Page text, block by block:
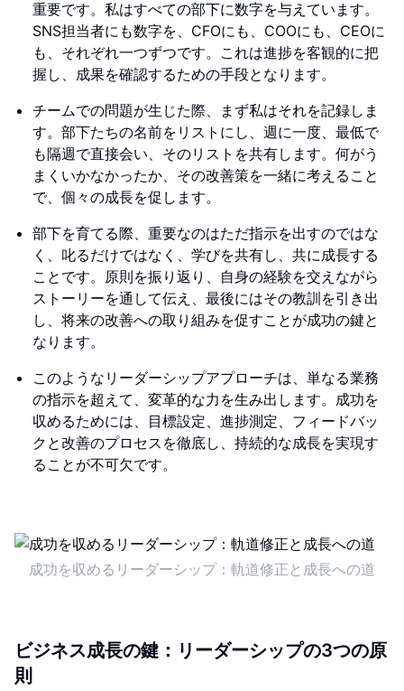
重要です。私はすべての部下に数字を与えています。
SNS担当者にも数字を、CFOにも、COOにも、CEOに
も、それぞれ一つずつです。これは進捗を客観的に把
握し、成果を確認するための手段となります。
チームでの問題が生じた際、まず私はそれを記録しま
す。部下たちの名前をリストにし、週に一度、最低で
も隔週で直接会い、そのリストを共有します。何がう
まくいかなかったか、その改善策を一緒に考えること
で、個々の成長を促します。
部下を育てる際、重要なのはただ指示を出すのではな
く、叱るだけではなく、学びを共有し、共に成長する
ことです。原則を振り返り、自身の経験を交えながら
ストーリーを通して伝え、最後にはその教訓を引き出
し、将来の改善への取り組みを促すことが成功の鍵と
なります。
このようなリーダーシップアプローチは、単なる業務
の指示を超えて、変革的な力を生み出します。成功を
収めるためには、目標設定、進捗測定、フィードバッ
クと改善のプロセスを徹底し、持続的な成長を実現す
ることが不可欠です。
成功を収めるリーダーシップ：軌道修正と成長への道
ビジネス成長の鍵：リーダーシップの3つの原
則